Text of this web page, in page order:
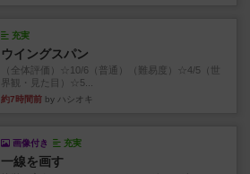
充実
ウイングスパン
（全体評価）☆10/6（普通）（難易度）☆4/5（世
界観・見た目）☆5...
約7時間前 by ハシオキ
画像付き 充実
一線を画す